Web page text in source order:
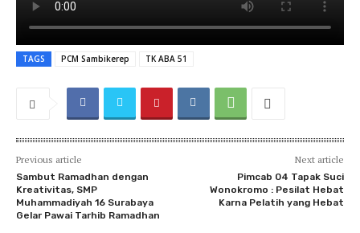
TAGS PCM Sambikerep TK ABA 51
Previous article
Sambut Ramadhan dengan
Kreativitas, SMP
Muhammadiyah 16 Surabaya
Gelar Pawai Tarhib Ramadhan
Next article
Pimcab 04 Tapak Suci
Wonokromo : Pesilat Hebat
Karna Pelatih yang Hebat